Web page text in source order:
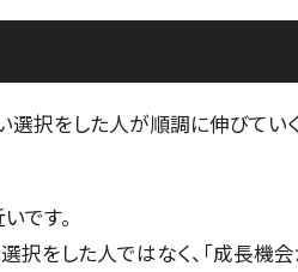
選択をした人が順調に伸びてい
です。
択をした人ではなく、「成長機